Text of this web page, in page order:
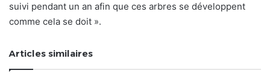
suivi pendant un an afin que ces arbres se développent
comme cela se doit ».
Articles similaires